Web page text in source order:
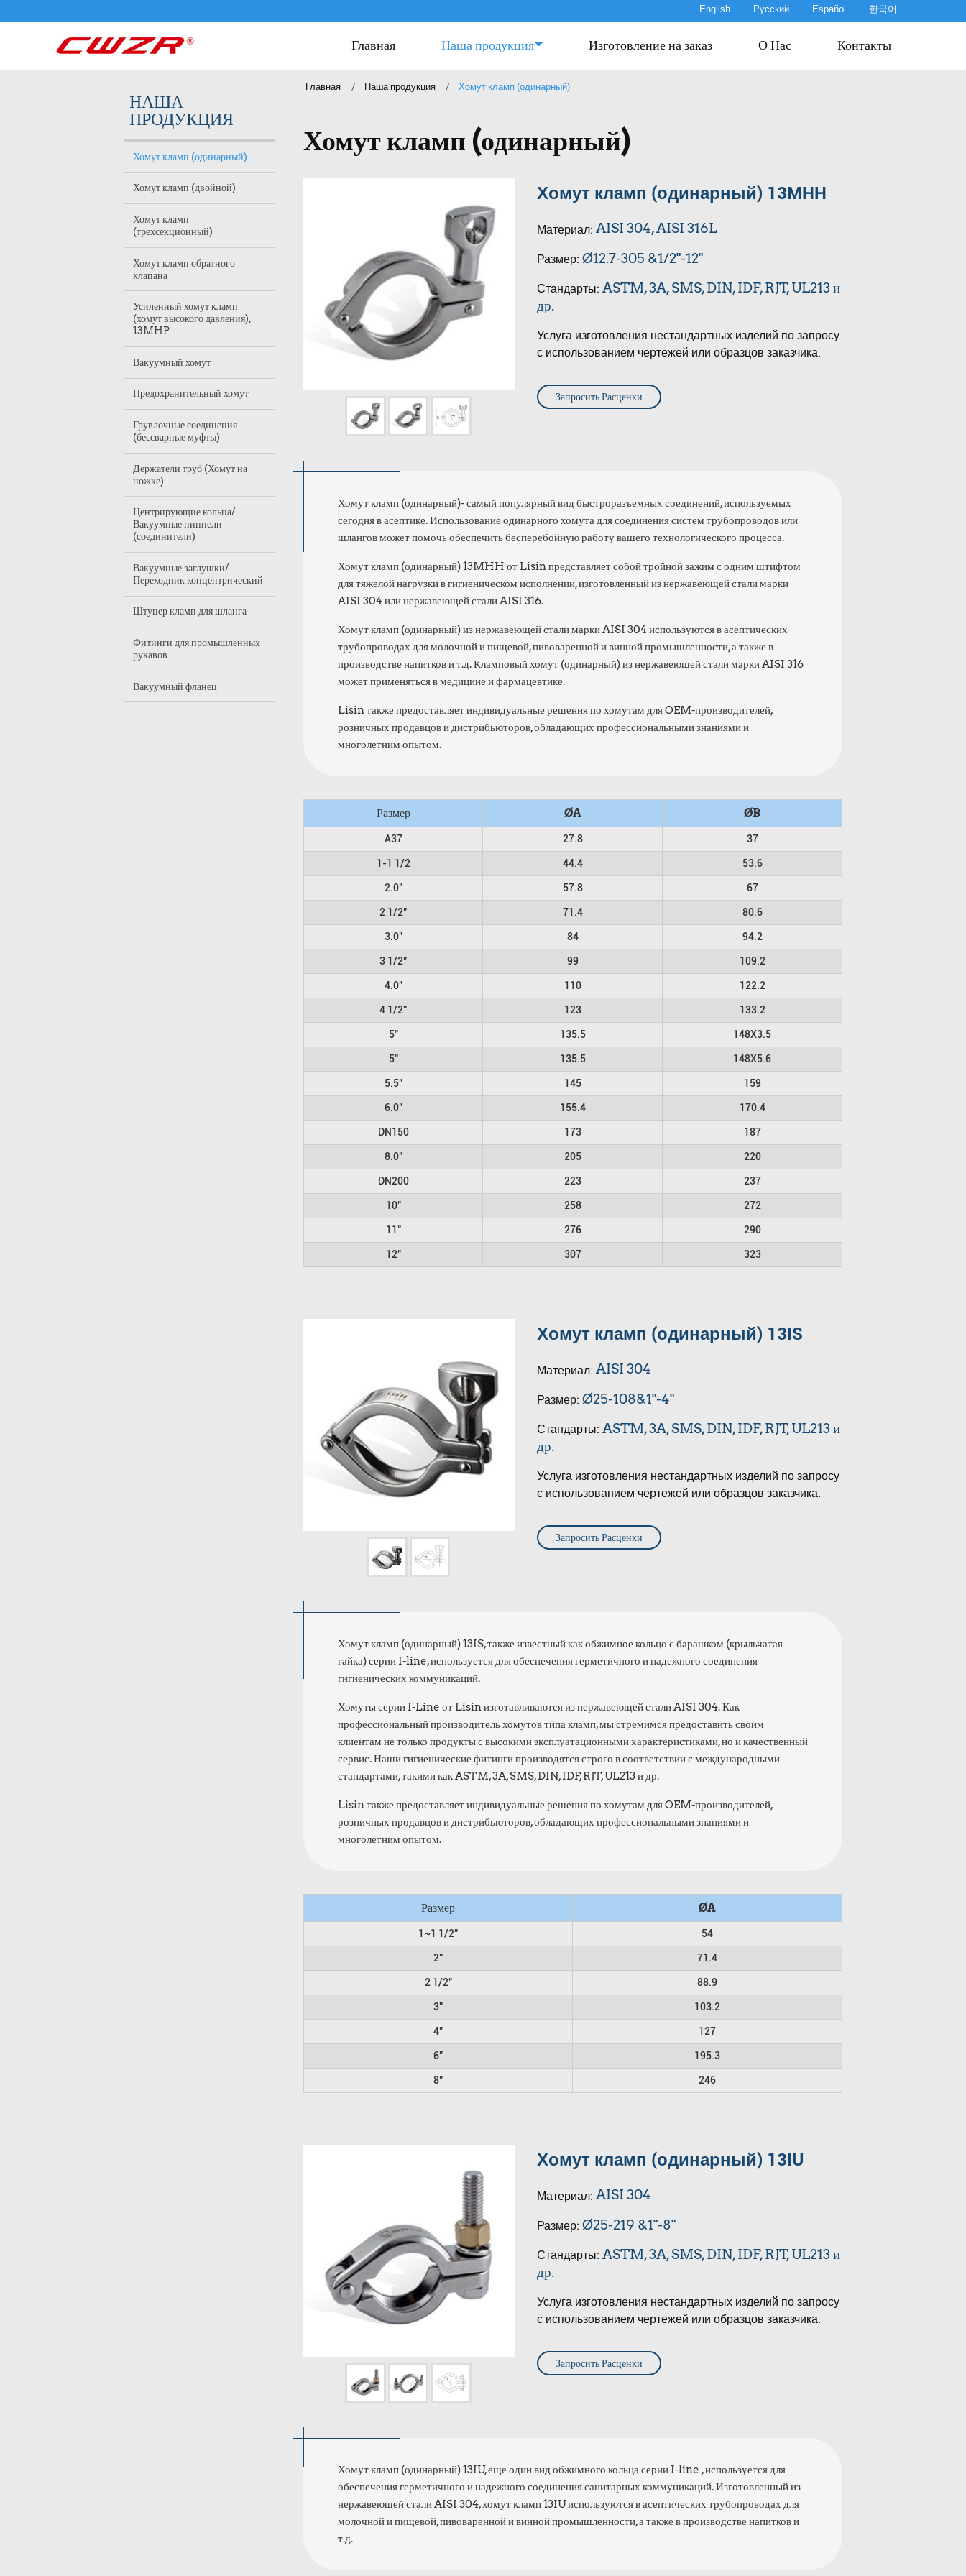
English Русский Español 한국어
Главная Наша продукция Изготовление на заказ О Нас Контакты
Главная Наша продукция Хомут кламп (одинарный)
Хомут кламп (одинарный)
Хомут кламп (одинарный) 13MHH
Материал: AISI 304, AISI 316L
Размер: Ø12.7-305 &1/2"-12"
Стандарты: ASTM, 3A, SMS, DIN, IDF, RJT, UL213 и
др.
Услуга изготовления нестандартных изделий по запросу
с использованием чертежей или образцов заказчика.
Запросить Расценки
Хомут кламп (одинарный)- самый популярный вид быстроразъемных соединений, используемых
сегодня в асептике. Использование одинарного хомута для соединения систем трубопроводов или
шлангов может помочь обеспечить бесперебойную работу вашего технологического процесса.
Хомут кламп (одинарный) 13MHH от Lisin представляет собой тройной зажим с одним штифтом
для тяжелой нагрузки в гигиеническом исполнении, изготовленный из нержавеющей стали марки
AISI 304 или нержавеющей стали AISI 316.
Хомут кламп (одинарный) из нержавеющей стали марки AISI 304 используются в асептических
трубопроводах для молочной и пищевой, пивоваренной и винной промышленности, а также в
производстве напитков и т.д. Кламповый хомут (одинарный) из нержавеющей стали марки AISI 316
может применяться в медицине и фармацевтике.
Lisin также предоставляет индивидуальные решения по хомутам для OEM-производителей,
розничных продавцов и дистрибьюторов, обладающих профессиональными знаниями и
многолетним опытом.
Размер ØA ØB
A37 27.8
37
1-1 1/2
44.4
53.6
2.0"
57.8
67
2 1/2"
71.4
80.6
3.0"
84
94.2
3 1/2"
99
109.2
4.0"
110
122.2
4 1/2"
123
133.2
5"
135.5
148X3.5
5"
135.5
148X5.6
5.5"
145
159
6.0"
155.4
170.4
DN150
173
187
8.0"
205
220
DN200
223
237
10"
258
272
11"
276
290
12"
307 323
Хомут кламп (одинарный) 13IS
Материал: AISI 304
Размер: Ø25-108&1"-4"
Стандарты: ASTM, 3A, SMS, DIN, IDF, RJT, UL213 и
др.
Услуга изготовления нестандартных изделий по запросу
с использованием чертежей или образцов заказчика.
Запросить Расценки
Хомут кламп (одинарный) 13IS, также известный как обжимное кольцо с барашком (крыльчатая
гайка) серии I-line, используется для обеспечения герметичного и надежного соединения
гигиенических коммуникаций.
Хомуты серии I-Line от Lisin изготавливаются из нержавеющей стали AISI 304. Как
профессиональный производитель хомутов типа кламп, мы стремимся предоставить своим
клиентам не только продукты с высокими эксплуатационными характеристиками, но и качественный
сервис. Наши гигиенические фитинги производятся строго в соответствии с международными
стандартами, такими как ASTM, 3A, SMS, DIN, IDF, RJT, UL213 и др.
Lisin также предоставляет индивидуальные решения по хомутам для OEM-производителей,
розничных продавцов и дистрибьюторов, обладающих профессиональными знаниями и
многолетним опытом.
Размер ØA
1~1 1/2"
54
2"
71.4
2 1/2"
88.9
3"
103.2
4"
127
6"
195.3
8"
246
Хомут кламп (одинарный) 13IU
Материал: AISI 304
Размер: Ø25-219 &1"-8"
Стандарты: ASTM, 3A, SMS, DIN, IDF, RJT, UL213 и
др.
Услуга изготовления нестандартных изделий по запросу
с использованием чертежей или образцов заказчика.
Запросить Расценки
Хомут кламп (одинарный) 13IU, еще один вид обжимного кольца серии I-line , используется для
обеспечения герметичного и надежного соединения санитарных коммуникаций. Изготовленный из
нержавеющей стали AISI 304, хомут кламп 13IU используются в асептических трубопроводах для
молочной и пищевой, пивоваренной и винной промышленности, а также в производстве напитков и
т.д.
НАША
ПРОДУКЦИЯ
Хомут кламп (одинарный)
Хомут кламп (двойной)
Хомут кламп
(трехсекционный)
Хомут кламп обратного
клапана
Усиленный хомут кламп
(хомут высокого давления),
13MHP
Вакуумный хомут
Предохранительный хомут
Грувлочные соединения
(бессварные муфты)
Держатели труб (Хомут на
ножке)
Центрирующие кольца/
Вакуумные ниппели
(соединители)
Вакуумные заглушки/
Переходник концентрический
Штуцер кламп для шланга
Фитинги для промышленных
рукавов
Вакуумный фланец